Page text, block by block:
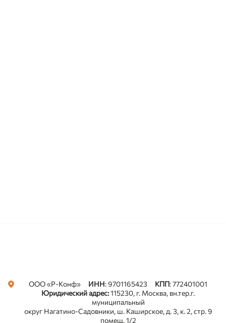
ООО «Р-Конф» ИНН: 9701165423 КПП: 772401001
Юридический адрес:115230, г. Москва, вн.тер.г.
муниципальный
округ Нагатино-Садовники, ш. Каширское, д. 3, к. 2, стр. 9
помещ. 1/2